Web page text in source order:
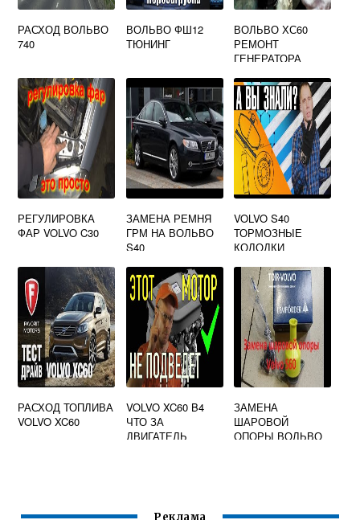
РАСХОД ВОЛЬВО
740
ВОЛЬВО ФШ12
ТЮНИНГ
ВОЛЬВО ХС60
РЕМОНТ
ГЕНЕРАТОРА
РЕГУЛИРОВКА
ФАР VOLVO C30
ЗАМЕНА РЕМНЯ
ГРМ НА ВОЛЬВО
S40
VOLVO S40
ТОРМОЗНЫЕ
КОЛОДКИ
РАСХОД ТОПЛИВА
VOLVO XC60
VOLVO XC60 B4
ЧТО ЗА
ДВИГАТЕЛЬ
ЗАМЕНА
ШАРОВОЙ
ОПОРЫ ВОЛЬВО
Реклама